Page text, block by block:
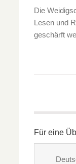
Die
Lesen und
geschärft
Für eine